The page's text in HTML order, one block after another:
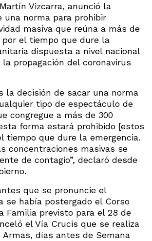
Vizcarra, anunció la
una norma para prohibir
masiva que reúna a más de
por el tiempo que dure la
dispuesta a nivel nacional
propagación del coronavirus
la decisión de sacar una norma
tipo de espectáculo de
congregue a más de 300
forma estará prohibido [estos
tiempo que dure la emergencia.
concentraciones masivas se
de contagio”, declaró desde
que se pronuncie el
se había postergado el Corso
Familia previsto para el 28 de
el Vía Crucis que se realiza
Armas, días antes de Semana